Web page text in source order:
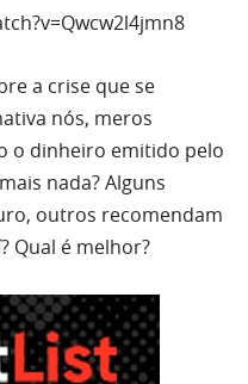
a crise que se
nós, meros
o dinheiro emitido pelo
nada? Alguns
outros recomendam
Qual é melhor?